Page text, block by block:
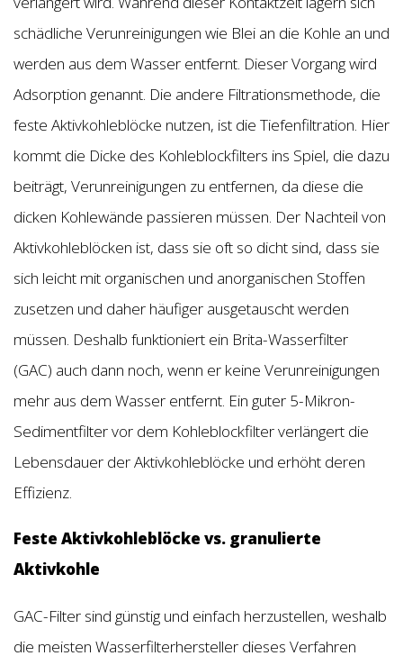
schädliche Verunreinigungen wie Blei an die Kohle an und
werden aus dem Wasser entfernt. Dieser Vorgang wird
Adsorption genannt. Die andere Filtrationsmethode, die
feste Aktivkohleblöcke nutzen, ist die Tiefenfiltration. Hier
kommt die Dicke des Kohleblockfilters ins Spiel, die dazu
beiträgt, Verunreinigungen zu entfernen, da diese die
dicken Kohlewände passieren müssen. Der Nachteil von
Aktivkohleblöcken ist, dass sie oft so dicht sind, dass sie
sich leicht mit organischen und anorganischen Stoffen
zusetzen und daher häufiger ausgetauscht werden
müssen. Deshalb funktioniert ein Brita-Wasserfilter
(GAC) auch dann noch, wenn er keine Verunreinigungen
mehr aus dem Wasser entfernt. Ein guter 5-Mikron-
Sedimentfilter vor dem Kohleblockfilter verlängert die
Lebensdauer der Aktivkohleblöcke und erhöht deren
Effizienz.
Feste Aktivkohleblöcke vs. granulierte
Aktivkohle
GAC-Filter sind günstig und einfach herzustellen, weshalb
die meisten Wasserfilterhersteller dieses Verfahren